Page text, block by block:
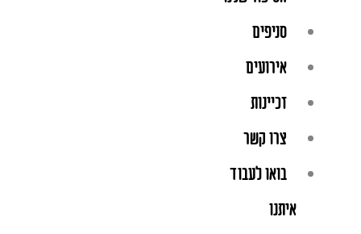
סניפים
אירועים
זכיינות
צרו קשר
בואו לעבוד
איתנו